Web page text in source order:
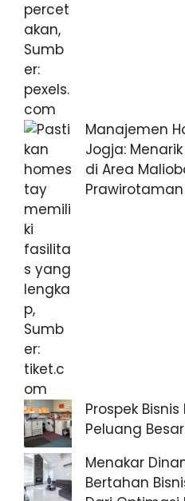
Manajemen
Jogja:
di Area
Prawirotaman
Prospek
Peluang
Menakar
Bertahan